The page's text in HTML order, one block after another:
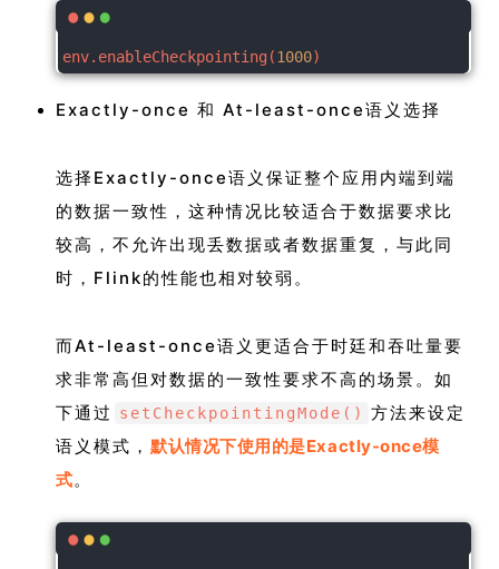
env.enableCheckpointing(1000)
Exactly-once 和 At-least-once语义选择
选择Exactly-once语义保证整个应用内端到端
的数据一致性，这种情况比较适合于数据要求比
较高，不允许出现丢数据或者数据重复，与此同
时，Flink的性能也相对较弱。
而At-least-once语义更适合于时廷和吞吐量要
求非常高但对数据的一致性要求不高的场景。如
下通过
setCheckpointingMode()
方法来设定
语义模式， 默认情况下使用的是Exactly-once模
式。